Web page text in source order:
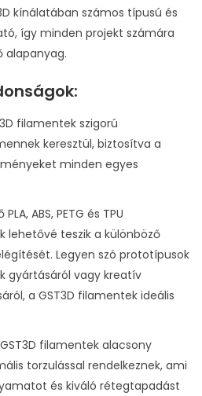
kínálatában számos típusú és
így minden projekt számára
filamentek szigorú
keresztül, biztosítva a
minden egyes
ABS, PETG és TPU
lehetővé teszik a különböző
Legyen szó prototípusok
gyártásáról vagy kreatív
a GST3D filamentek ideális
GST3D filamentek alacsony
torzulással rendelkeznek, ami
és kiváló rétegtapadást